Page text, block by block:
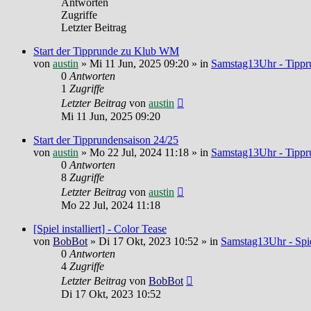
Antworten
Zugriffe
Letzter Beitrag
Start der Tipprunde zu Klub WM
von austin » Mi 11 Jun, 2025 09:20 » in Samstag13Uhr -
0 Antworten
1 Zugriffe
Letzter Beitrag von austin
Mi 11 Jun, 2025 09:20
Start der Tipprundensaison 24/25
von austin » Mo 22 Jul, 2024 11:18 » in Samstag13Uhr -
0 Antworten
8 Zugriffe
Letzter Beitrag von austin
Mo 22 Jul, 2024 11:18
[Spiel installiert] - Color Tease
von BobBot » Di 17 Okt, 2023 10:52 » in Samstag13Uhr -
0 Antworten
4 Zugriffe
Letzter Beitrag von BobBot
Di 17 Okt, 2023 10:52